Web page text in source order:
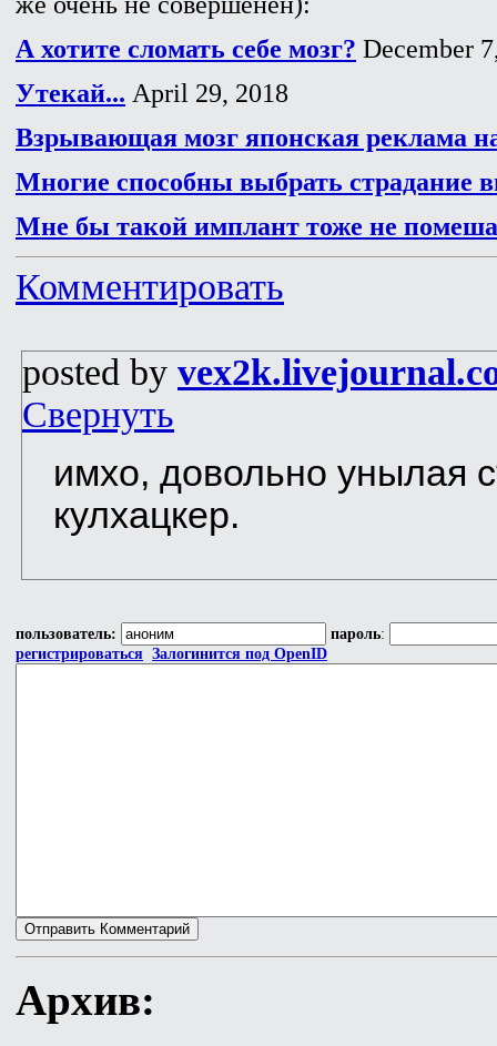
А хотите сломать себе мозг? December
Утекай... April 29, 2018
Взрывающая мозг японская реклама
Многие способны выбрать страдание
Мне бы такой имплант тоже не
Комментировать
posted by
Свернуть
имхо, довольно унылая
кулхацкер.
пользователь: пароль:
регистрироваться Залогинится под OpenID
Архив: